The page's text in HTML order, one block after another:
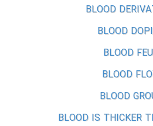
BLOOD
BLOOD
BLOOD
BLOOD
BLOOD
BLOOD IS THICKER